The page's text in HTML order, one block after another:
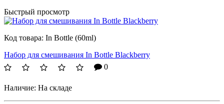
Быстрый просмотр
Код товара: In Bottle (60ml)
Набор для смешивания In Bottle Blackberry
0
Наличие: На складе